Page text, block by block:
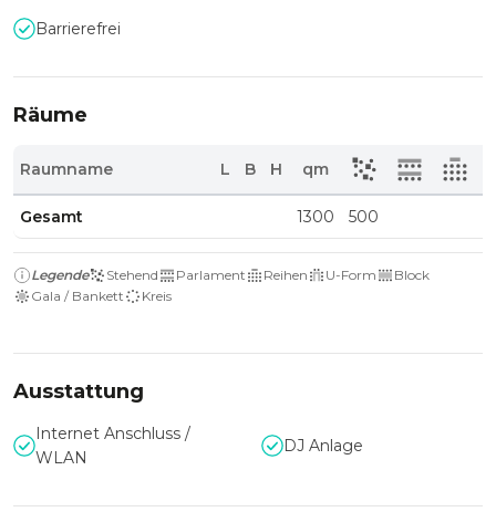
Barrierefrei
Räume
Raumname L B H qm
Gesamt 1300 500
Legende Stehend Parlament Reihen U-Form
Block
Gala / Bankett
Kreis
Ausstattung
Internet Anschluss /
WLAN
DJ Anlage